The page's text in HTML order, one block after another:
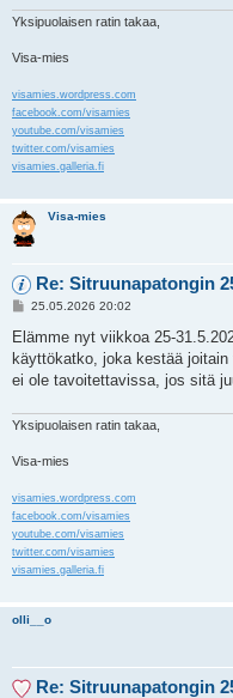
Yksipuolaisen ratin takaa,
Visa-mies
visamies.wordpress.com
facebook.com/visamies
youtube.com/visamies
twitter.com/visamies
visamies.galleria.fi
Visa-mies
Re: Sitruunapatongin
V
e
t
25.05.2026 20:02
Elämme nyt viikkoa 25-
käyttökatko, joka kestää
ei ole tavoitettavissa, jos sitä
Yksipuolaisen ratin takaa,
Visa-mies
visamies.wordpress.com
facebook.com/visamies
youtube.com/visamies
twitter.com/visamies
visamies.galleria.fi
olli__o
Re: Sitruunapatongin